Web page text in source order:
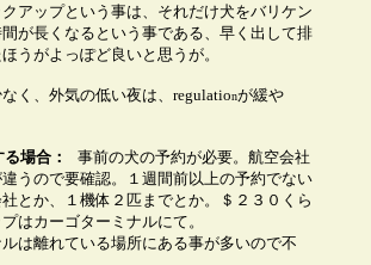
アップという事は、それだけ犬をバリケン
が長くなるという事である、早く出して排
うがよっぽど良いと思うが。
く、外気の低い夜は、 regulationが緩や
場合：
事前の犬の予約が必要。航空会社
うので要確認。１週間前以上の予約でない
とか、１機体２匹までとか。＄２３０くら
はカーゴターミナルにて。
は離れている場所にある事が多いので不